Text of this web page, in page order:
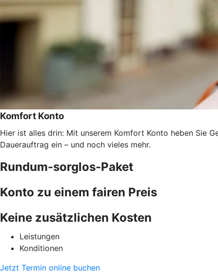
Komfort Konto
Hier ist alles drin: Mit unserem Komfort Konto heben Sie
Dauerauftrag ein – und noch vieles mehr.
Rundum-sorglos-Paket
Konto zu einem fairen Preis
Keine zusätzlichen Kosten
Leistungen
Konditionen
Jetzt Termin online buchen